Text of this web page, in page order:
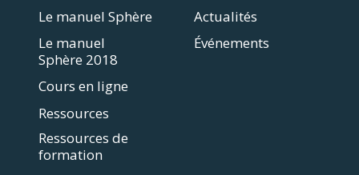
Le manuel Sphère
Le manuel
Sphère 2018
Cours en ligne
Ressources
Ressources de
formation
Actualités
Événements